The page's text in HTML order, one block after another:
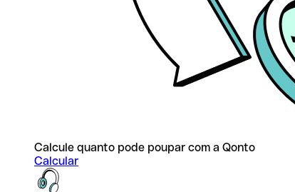
Calcule quanto pode poupar com a Qonto
Calcular